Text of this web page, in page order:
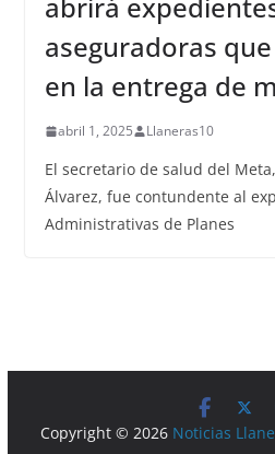
aseguradoras
en la entrega de
abril 1, 2025 Llaneras10
El secretario de salud del
Álvarez, fue contundente al
Administrativas de Planes
Copyright © 2026 Noticias